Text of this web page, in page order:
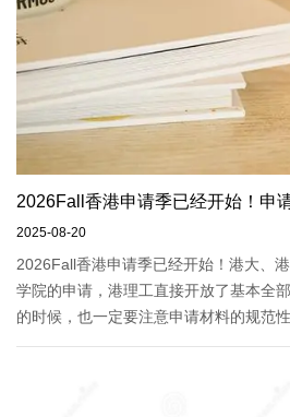
2026Fall香港申请季已经开始！申
2025-08-20
2026Fall香港申请季已经开始！港大、
学院的申请，港理工直接开放了基本全
的时候，也一定要注意申请材料的规范性